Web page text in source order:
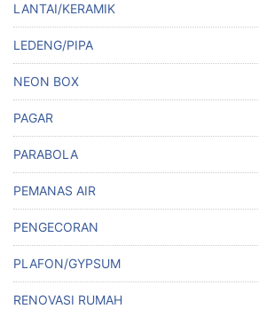
LANTAI/KERAMIK
LEDENG/PIPA
NEON BOX
PAGAR
PARABOLA
PEMANAS AIR
PENGECORAN
PLAFON/GYPSUM
RENOVASI RUMAH